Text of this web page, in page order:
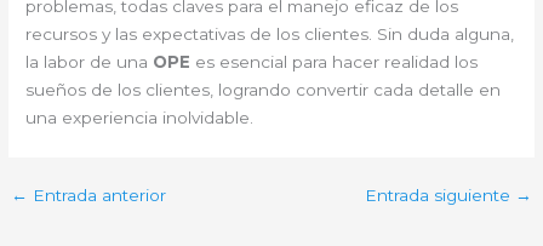
problemas, todas claves para el manejo eficaz de los
recursos y las expectativas de los clientes. Sin duda alguna,
la labor de una OPE es esencial para hacer realidad los
sueños de los clientes, logrando convertir cada detalle en
una experiencia inolvidable.
← Entrada anterior Entrada siguiente →